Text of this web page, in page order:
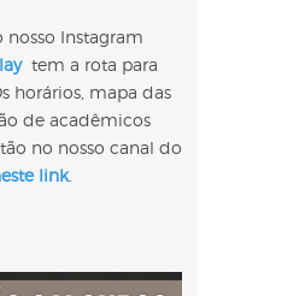
nosso Instagram
tem a rota para
horários, mapa das
de acadêmicos
no nosso canal do
link.